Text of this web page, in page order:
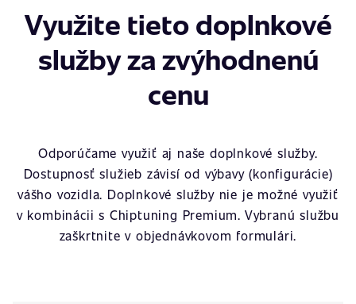
Využite tieto doplnkové
služby za zvýhodnenú
cenu
Odporúčame využiť aj naše doplnkové služby.
Dostupnosť služieb závisí od výbavy (konfigurácie)
vášho vozidla. Doplnkové služby nie je možné využiť
v kombinácii s Chiptuning Premium. Vybranú službu
zaškrtnite v objednávkovom formulári.